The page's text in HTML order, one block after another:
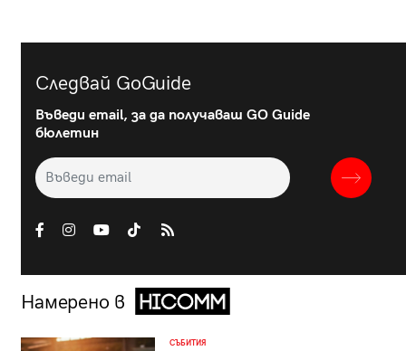
Следвай GoGuide
Въведи email, за да получаваш GO Guide
бюлетин
Намерено в
СЪБИТИЯ